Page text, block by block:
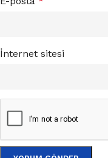
İnternet sitesi